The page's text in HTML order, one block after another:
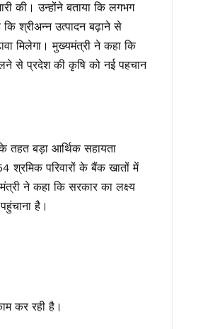
की। उन्होंने बताया कि लगभग
श्रीअन्न उत्पादन बढ़ाने से
मिलेगा। मुख्यमंत्री ने कहा कि
से प्रदेश की कृषि को नई पहचान
बड़ा आर्थिक सहायता
श्रमिक परिवारों के बैंक खातों में
ने कहा कि सरकार का लक्ष्य
है।
कर रही है।